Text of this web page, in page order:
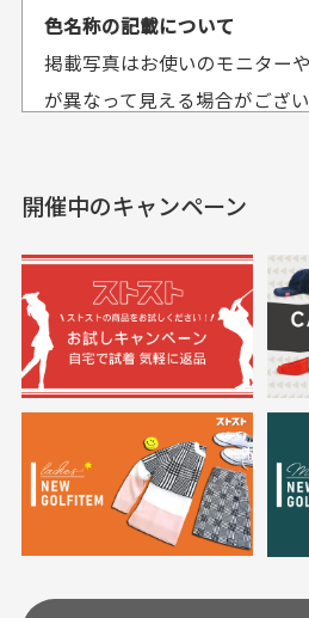
セールかつポイント
も使えて、お得に購
入出来ました
セールかつポイントも使
満足です。
30代女性
高価なブルゾンがお
す
平日午前9時までのご注文で最
せて頂いております。
送料はいくらかかりますか
何点ご購入頂いた場合も全
いております。(1配送先につ
また5,000円(税込)以上お買い
※必ず１つのショッピングカ
ご注文下さいませ。
定休日はありますか？
土.日.祝日は定休日となってお
色名称の記載について
掲載写真はお使いのモニター
が異なって見える場合がござい
実寸サイズについて
一点一点手作業で計測してお
差が生じる場合がございます。
においについて
ユーズド商品の特性故、メン
すが、におい（煙草、香水、
り、柔軟剤等)が付着してい
開催中のキャンペーン